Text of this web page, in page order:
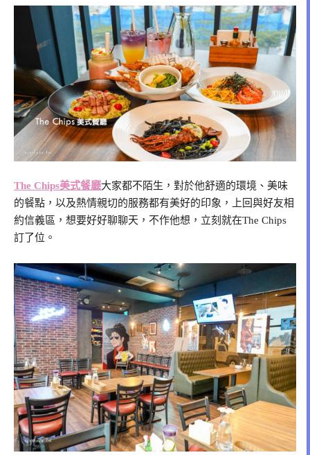
The Chips美式餐廳大家都不陌生，對於他舒適的環境、美味
的餐點，以及熱情親切的服務都有美好的印象，上回與好友相
約信義區，想要好好聊聊天，不作他想，立刻就在The Chips
訂了位。